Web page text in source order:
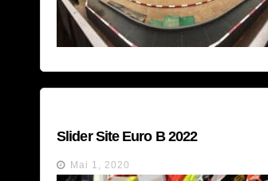
Slider Site Euro B 2022
Mai 1, 2020